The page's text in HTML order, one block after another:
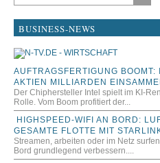
BUSINESS-NEWS
AUFTRAGSFERTIGUNG
AKTIEN MILLIARDEN
Der Chiphersteller Intel spielt im KI-
Rolle. Vom Boom profitiert der...
HIGHSPEED-WIFI AN BORD:
GESAMTE FLOTTE MIT
Streamen, arbeiten oder im Netz
Bord grundlegend verbessern....